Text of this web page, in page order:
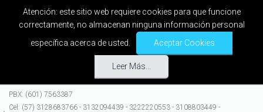
Atención: este sitio web requiere cookies para que funcione
correctamente, no almacenan ninguna información personal
específica acerca de usted.
Aceptar Cookies
Leer Más...
PBX: (601) 7563387
Cel: (57) 3128683766 - 3132094439 - 3222220553 - 3108803449 -